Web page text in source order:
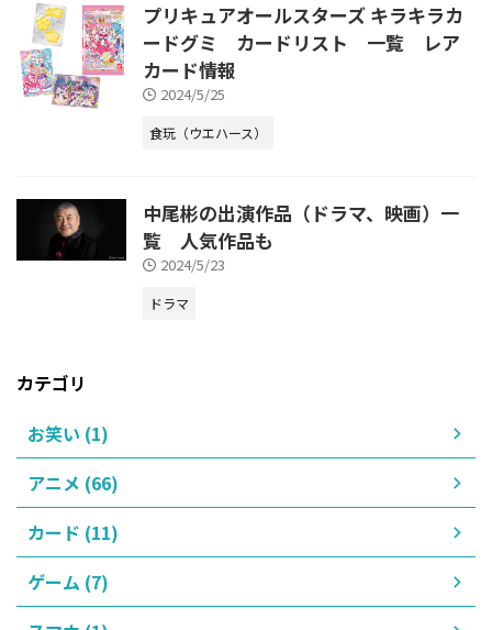
プリキュアオールスターズ キラキラカ
ードグミ カードリスト 一覧 レア
カード情報
2024/5/25
食玩（ウエハース）
中尾彬の出演作品（ドラマ、映画）一
覧 人気作品も
2024/5/23
ドラマ
カテゴリ
お笑い (1)
アニメ (66)
カード (11)
ゲーム (7)